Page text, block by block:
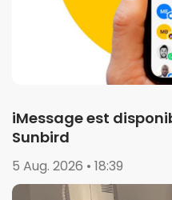
iMessage est
Sunbird
5 Aug. 2026 • 18:39